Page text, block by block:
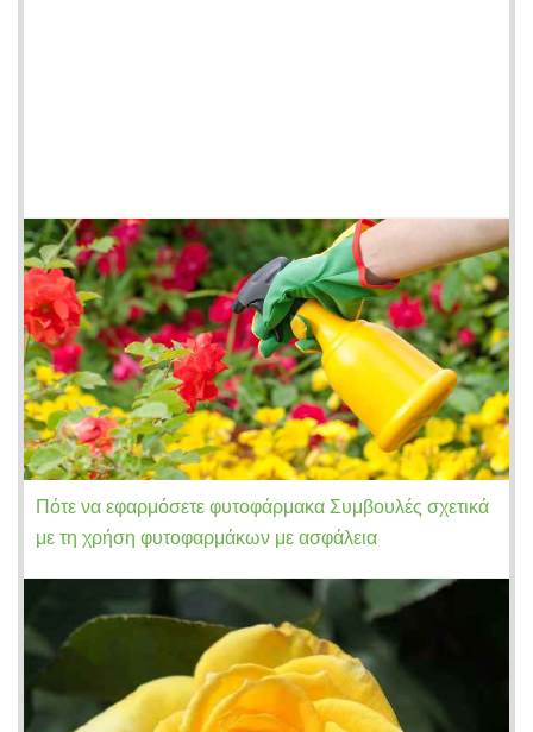
Πότε να εφαρμόσετε φυτοφάρμακα Συμβουλές σχετικά
με τη χρήση φυτοφαρμάκων με ασφάλεια